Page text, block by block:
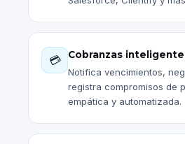
💳
Cobranzas
Notifica vencimientos,
registra compromisos de
empática y automatizada.